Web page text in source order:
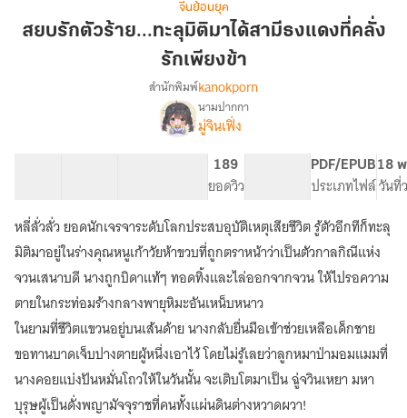
ตัว
ธง
ที่
คลั่ง
เพียง
ข้า
จีนย้อนยุค
สยบรักตัวร้าย...ทะลุมิติมาได้สามีธงแดงที่คลั่ง
รักเพียงข้า
เรื่อง
สยบ
รัก
ตัว
ร้าย...ทะลุ
มิติ
มา
ได้
สามี
ธง
แดง
ที่
คลั่ง
รัก
เพียง
ข้า
สำนักพิมพ์kanokporn
นามปากกา
มู่จินเฟิ่ง
189
ยอดวิว
PDF/EPUB
ประเภทไฟล์
18
วันที่
หลี่ลั่วลั่ว ยอดนักเจรจาระดับโลกประสบอุบัติเหตุเสียชีวิต รู้ตัวอีกทีก็ทะลุ
มิติมาอยู่ในร่างคุณหนูเก้าวัยห้าขวบที่ถูกตราหน้าว่าเป็นตัวกาลกิณีแห่ง
จวนเสนาบดี นางถูกบิดาแท้ๆ ทอดทิ้งและไล่ออกจากจวน ให้ไปรอความ
ตายในกระท่อมร้างกลางพายุหิมะอันเหน็บหนาว
ในยามที่ชีวิตแขวนอยู่บนเส้นด้าย นางกลับยื่นมือเข้าช่วยเหลือเด็กชาย
ขอทานบาดเจ็บปางตายผู้หนึ่งเอาไว้ โดยไม่รู้เลยว่าลูกหมาป่ามอมแมมที่
นางคอยแบ่งปันหมั่นโถวให้ในวันนั้น จะเติบโตมาเป็น ฉู่จวินเหยา มหา
บุรุษผู้เป็นดั่งพญามัจจุราชที่คนทั้งแผ่นดินต่างหวาดผวา!